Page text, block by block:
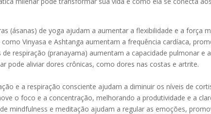
(ásanas) de yoga ajudam a aumentar a flexibilidade e a força
como Vinyasa e Ashtanga aumentam a frequência cardíaca,
de respiração (pranayama) aumentam a capacidade pulmonar
pode aliviar dores crônicas, como dores nas costas e artrite.
e a respiração consciente ajudam a diminuir os níveis de
o foco e a concentração, melhorando a produtividade e a
mindfulness e meditação ajudam a regular as emoções,